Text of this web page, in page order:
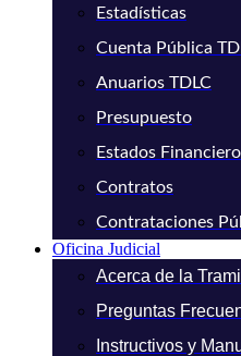
Estadísticas
Cuenta Pública
Anuarios TDLC
Presupuesto
Estados
Contratos
Contrataciones
Oficina Judicial
Acerca de la
Preguntas
Instructivos y